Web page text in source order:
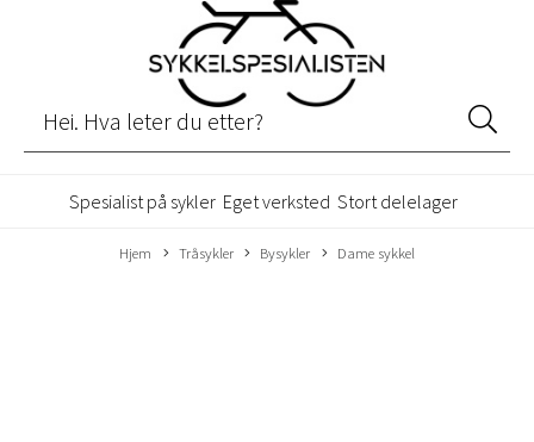
Spesialist på sykler Eget verksted Stort delelager
Hjem Tråsykler Bysykler Dame sykkel